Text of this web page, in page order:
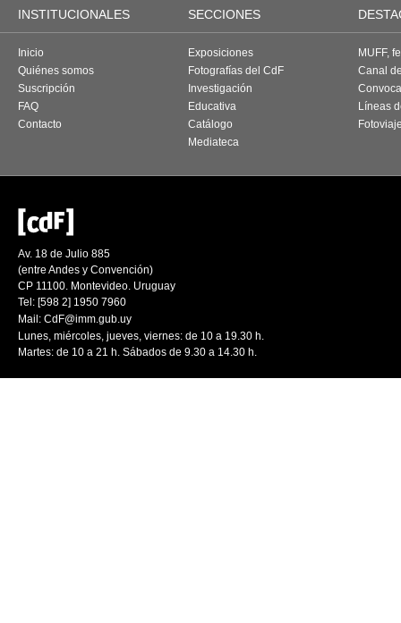
INSTITUCIONALES SECCIONES
Inicio
Quiénes somos
Suscripción
FAQ
Contacto
Exposiciones
Fotografías del CdF
Investigación
Educativa
Catálogo
Mediateca
MUFF,
Canal
Líneas
Av. 18 de Julio 885
(entre Andes y Convención)
CP 11100. Montevideo. Uruguay
Tel: [598 2] 1950 7960
Mail: CdF@imm.gub.uy
Lunes, miércoles, jueves, viernes: de 10 a 19.30 h.
Martes: de 10 a 21 h. Sábados de 9.30 a 14.30 h.